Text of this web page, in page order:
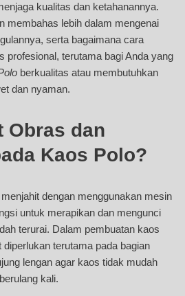
kualitas dan ketahanannya.
membahas lebih dalam mengenai
serta bagaimana cara
profesional, terutama bagi Anda yang
berkualitas atau membutuhkan
dan nyaman.
Obras dan
Kaos Polo?
dengan menggunakan mesin
untuk merapikan dan mengunci
terurai. Dalam pembuatan kaos
terutama pada bagian
lengan agar kaos tidak mudah
kali.